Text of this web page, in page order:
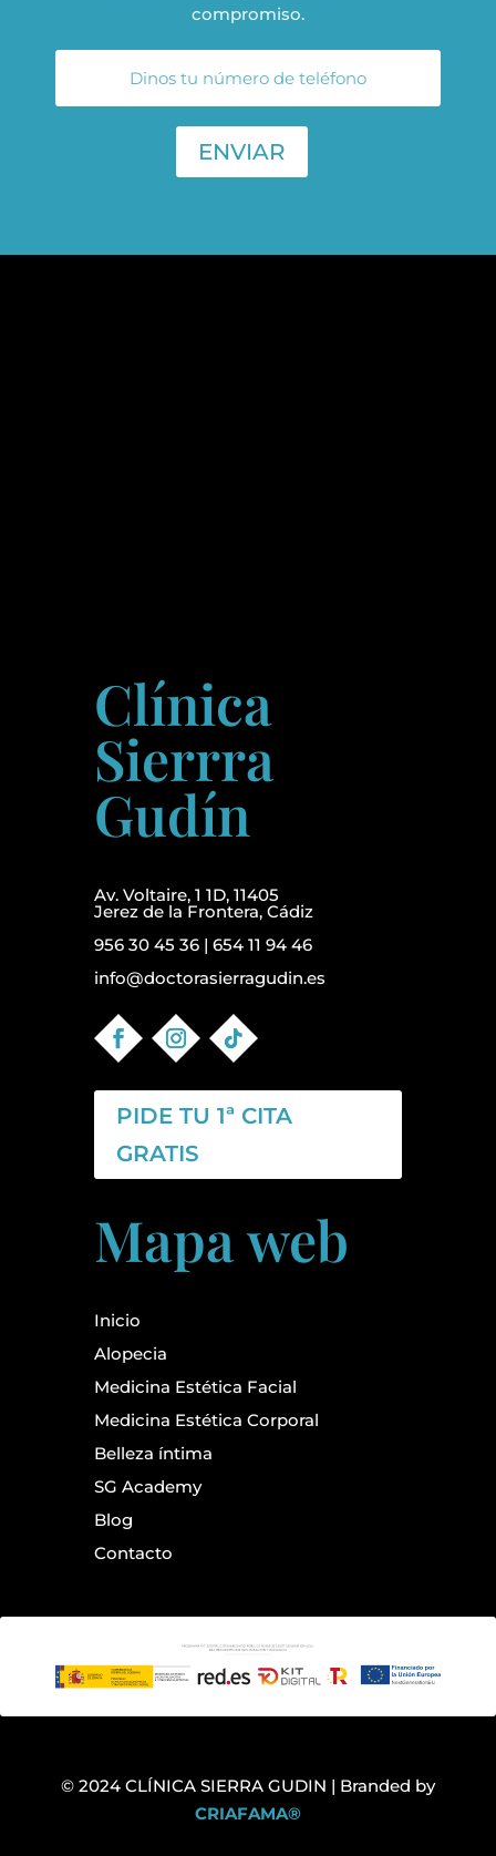
compromiso.
ENVIAR
Clínica
Sierrra
Gudín
Av. Voltaire, 1 1D, 11405
Jerez de la Frontera, Cádiz
956 30 45 36| 654 11 94 46
info@doctorasierragudin.es
PIDE TU 1ª CITA
GRATIS
Mapa web
Inicio
Alopecia
Medicina Estética Facial
Medicina Estética Corporal
Belleza íntima
SG Academy
Blog
Contacto
© 2024 CLÍNICA SIERRA GUDIN | Branded by
CRIAFAMA®